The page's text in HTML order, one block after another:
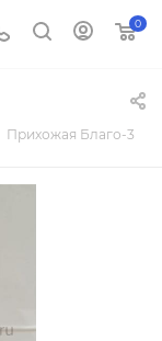
0
Прихожая Благо-3